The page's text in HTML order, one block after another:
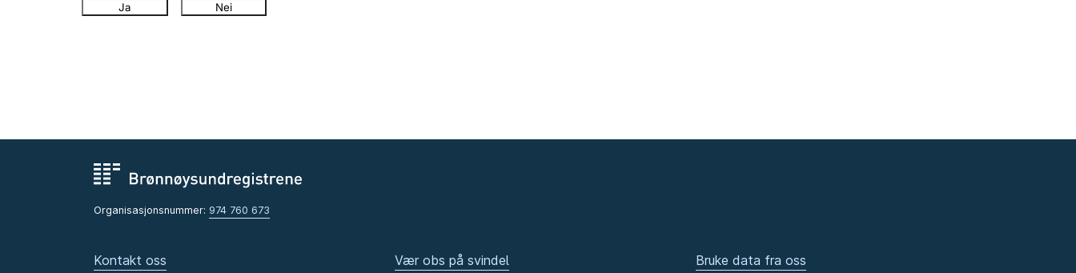
Ja Nei
Organisasjonsnummer: 974 760 673
Kontakt oss Vær obs på svindel Bruke data fra oss